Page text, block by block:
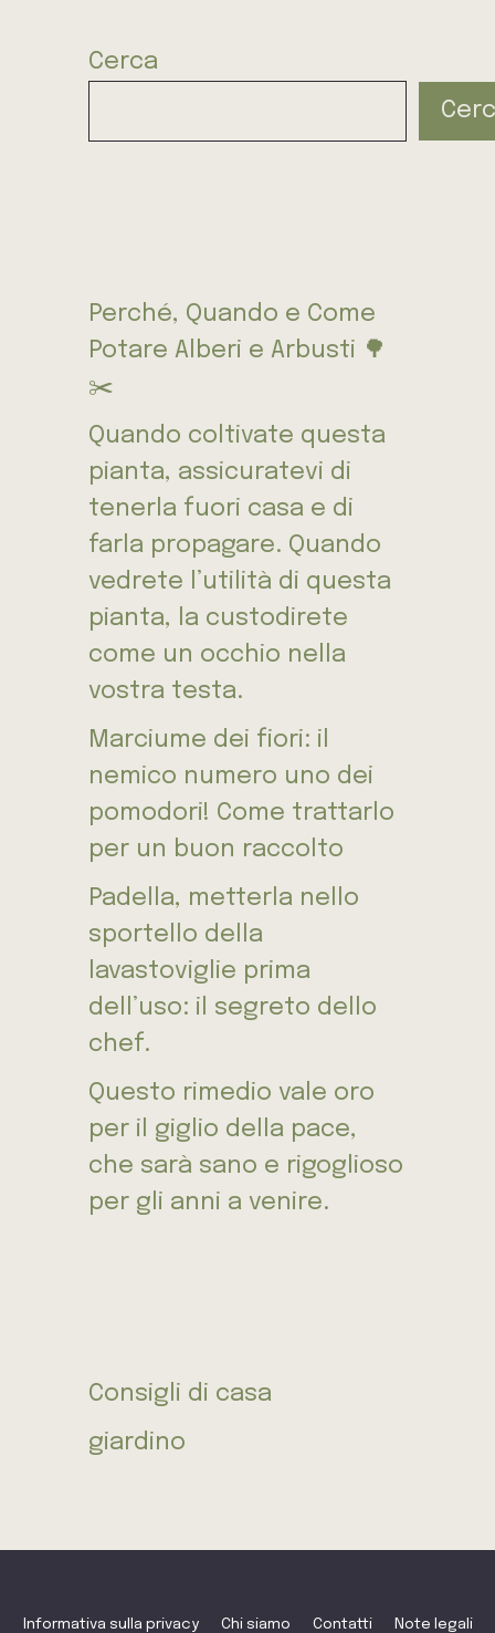
Cerca
Perché, Quando e Come
Potare Alberi e Arbusti 🌳
✂️
Quando coltivate questa
pianta, assicuratevi di
tenerla fuori casa e di
farla propagare. Quando
vedrete l’utilità di questa
pianta, la custodirete
come un occhio nella
vostra testa.
Marciume dei fiori: il
nemico numero uno dei
pomodori! Come trattarlo
per un buon raccolto
Padella, metterla nello
sportello della
lavastoviglie prima
dell’uso: il segreto dello
chef.
Questo rimedio vale oro
per il giglio della pace,
che sarà sano e rigoglioso
per gli anni a venire.
Consigli di casa
giardino
Informativa sulla privacy Chi siamo Contatti Note legali